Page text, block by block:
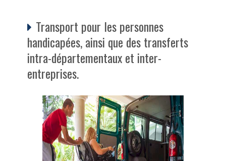
Transport pour les personnes
handicapées, ainsi que des transferts
intra-départementaux et inter-
entreprises.